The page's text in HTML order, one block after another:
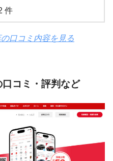
件
口コミ内容を見る
コミ・評判など